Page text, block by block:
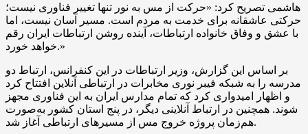
هاشمی تصریح کرد: «حرکت از مس به نور تنها تغییر فناوری نیست؛
حرکتی عاشقانه برای خدمت به مردم است. مسیر آسان نیست، اما
با عشق و وفاق خانواده ارتباطات، آینده روشن ارتباطات ایران رقم
خواهد خورد.»
بر اساس این گزارش، وزیر ارتباطات در این کنفرانس، ارتباط دو
مدرسه را به شبکه فیبر نوری مخابرات در ارتباطی آنلاین افتتاح کرد
و اظهار امیدواری کرد که تمام مدارس ایران به این فناوری مجهز
شوند. همچنین در ارتباط آنلاینی دیگر، در پنج استان کشور به‌صورت
هم‌زمان پروژه خروج مس از مسیرهای ارتباطی آغاز شد.